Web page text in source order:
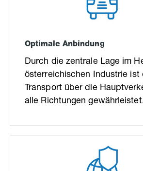
Optimale Anbindung
Durch die zentrale Lage im
österreichischen Industrie ist
Transport über die
alle Richtungen